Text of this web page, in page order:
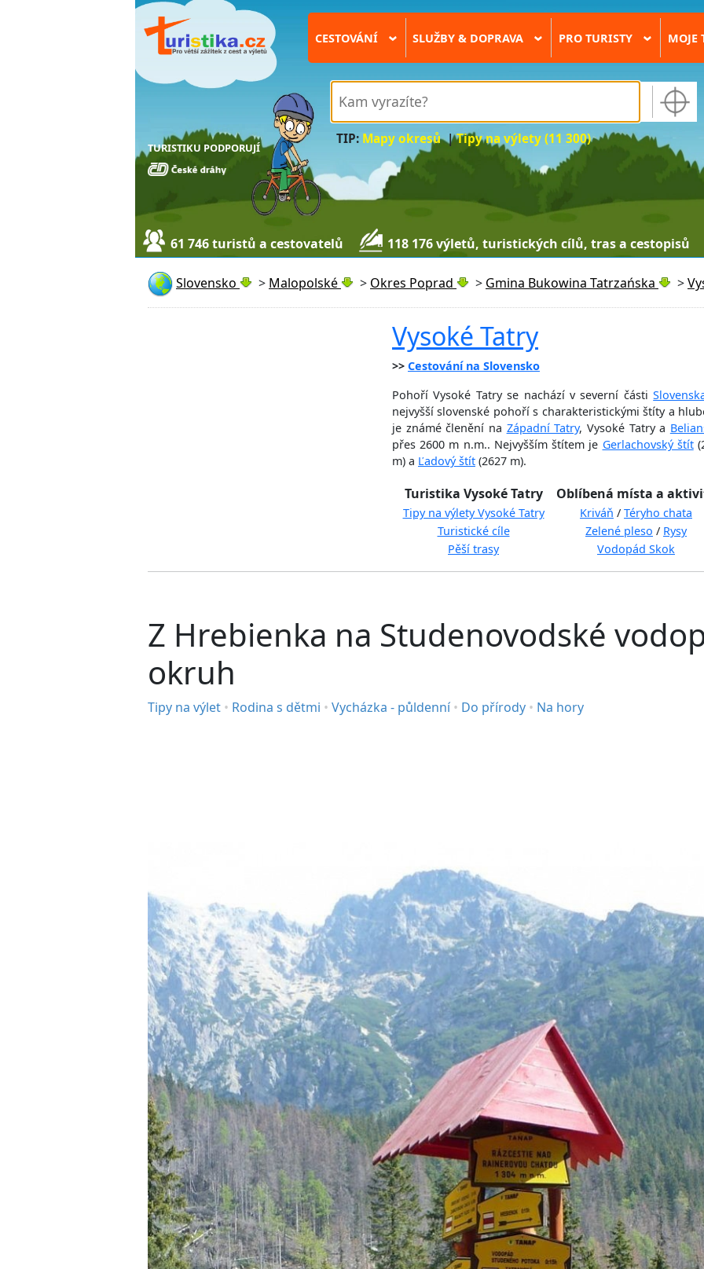
TURISTIKU PODPORUJÍ
CESTOVÁNÍ › SLUŽBY & DOPRAVA › PRO TURISTY › MOJE
TIP: Mapy okresů|Tipy na výlety (11 300)
61 746 turistů a cestovatelů 118 176 výletů, turistických cílů, tras a cestopisů
Slovensko > Malopolské > Okres Poprad > Gmina Bukowina Tatrzańska >
Vysoké Tatry
>> Cestování na Slovensko
Pohoří Vysoké Tatry se nachází v severní části
nejvyšší slovenské pohoří s charakteristickými štíty a
je známé členění na Západní Tatry, Vysoké Tatry a
přes 2600 m n.m.. Nejvyšším štítem je Gerlachovský štít
m) a Ľadový štít (2627 m).
Turistika Vysoké Tatry Oblíbená místa a
Tipy na výlety Vysoké Tatry Kriváň / Téryho chata
Turistické cíle
Zelené pleso / Rysy
Pěší trasy
Vodopád Skok
Z Hrebienka na Studenovodské
okruh
Tipy na výlet • Rodina s dětmi • Vycházka - půldenní• Do přírody • Na hory